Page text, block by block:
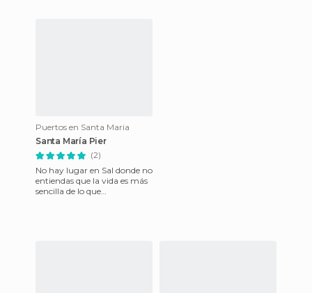
Puertos en Santa Maria
Santa María Pier
(2)
No hay lugar en Sal donde no
entiendas que la vida es más
sencilla de lo que